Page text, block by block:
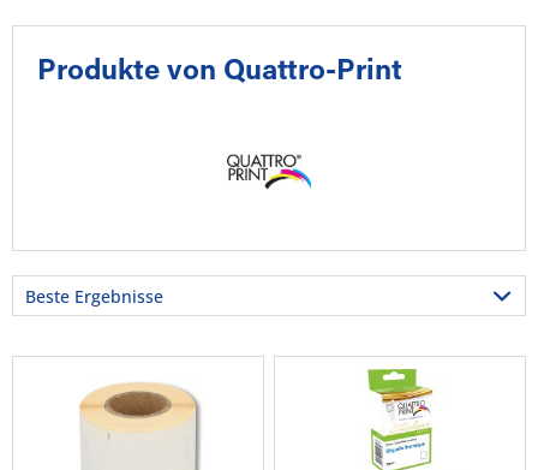
Produkte von Quattro-Print